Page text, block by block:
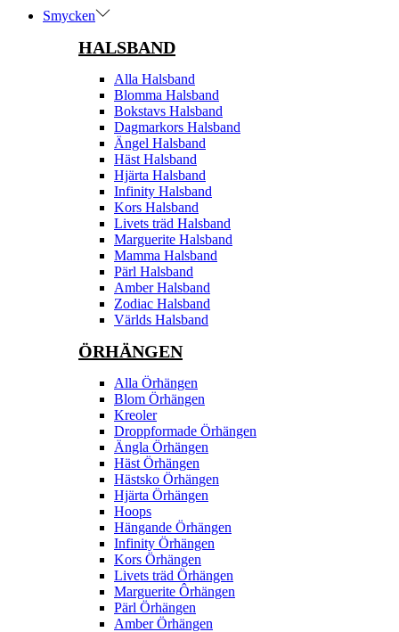
Smycken
HALSBAND
Alla Halsband
Blomma Halsband
Bokstavs Halsband
Dagmarkors Halsband
Ängel Halsband
Häst Halsband
Hjärta Halsband
Infinity Halsband
Kors Halsband
Livets träd Halsband
Marguerite Halsband
Mamma Halsband
Pärl Halsband
Amber Halsband
Zodiac Halsband
Världs Halsband
ÖRHÄNGEN
Alla Örhängen
Blom Örhängen
Kreoler
Droppformade Örhängen
Ängla Örhängen
Häst Örhängen
Hästsko Örhängen
Hjärta Örhängen
Hoops
Hängande Örhängen
Infinity Örhängen
Kors Örhängen
Livets träd Örhängen
Marguerite Ôrhängen
Pärl Örhängen
Amber Örhängen